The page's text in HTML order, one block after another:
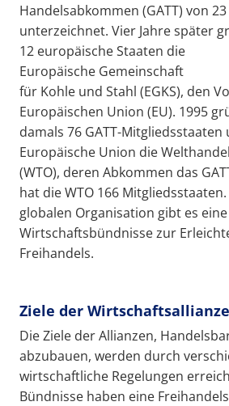
Handelsabkommen (GATT) von
unterzeichnet. Vier Jahre später
12 europäische Staaten die
Europäische Gemeinschaft
für Kohle und Stahl (EGKS), den
Europäischen Union (EU). 1995
damals 76 GATT-Mitgliedsstaaten
Europäische Union die
(WTO), deren Abkommen das
hat die WTO 166
globalen Organisation gibt es
Wirtschaftsbündnisse zur
Freihandels.
Ziele der
Die Ziele der Allianzen,
abzubauen, werden durch
wirtschaftliche Regelungen
Bündnisse haben eine